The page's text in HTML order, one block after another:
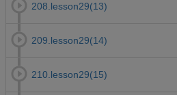
208.lesson29(13)
209.lesson29(14)
210.lesson29(15)